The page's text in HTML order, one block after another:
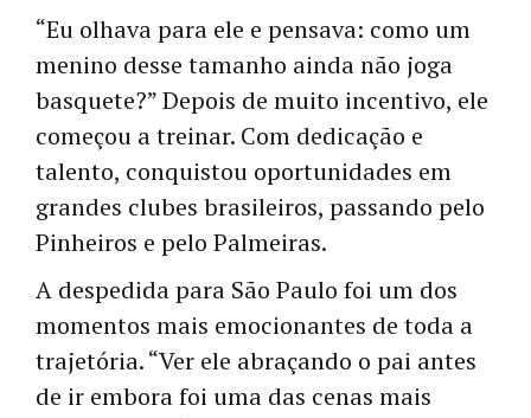
“Eu olhava para ele e pensava: como um
menino desse tamanho ainda não joga
basquete?” Depois de muito incentivo, ele
começou a treinar. Com dedicação e
talento, conquistou oportunidades em
grandes clubes brasileiros, passando pelo
Pinheiros e pelo Palmeiras.
A despedida para São Paulo foi um dos
momentos mais emocionantes de toda a
trajetória. “Ver ele abraçando o pai antes
de ir embora foi uma das cenas mais